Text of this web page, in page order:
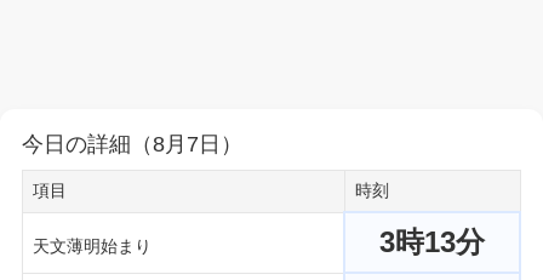
今日の詳細（8月7日）
項目 時刻
天文薄明始まり 3時13分